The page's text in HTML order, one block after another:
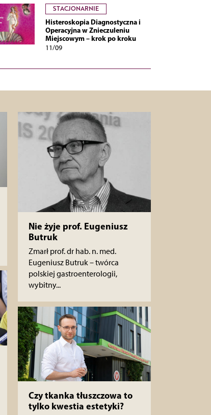
STACJONARNIE
Histeroskopia Diagnostyczna i
Operacyjna w Znieczuleniu
Miejscowym – krok po kroku
11/09
Nie żyje prof. Eugeniusz
Butruk
Zmarł prof. dr hab. n. med.
Eugeniusz Butruk – twórca
polskiej gastroenterologii,
wybitny...
Czy tkanka tłuszczowa to
tylko kwestia estetyki?